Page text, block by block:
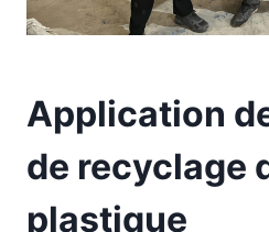
Application
de recyclage
plastique